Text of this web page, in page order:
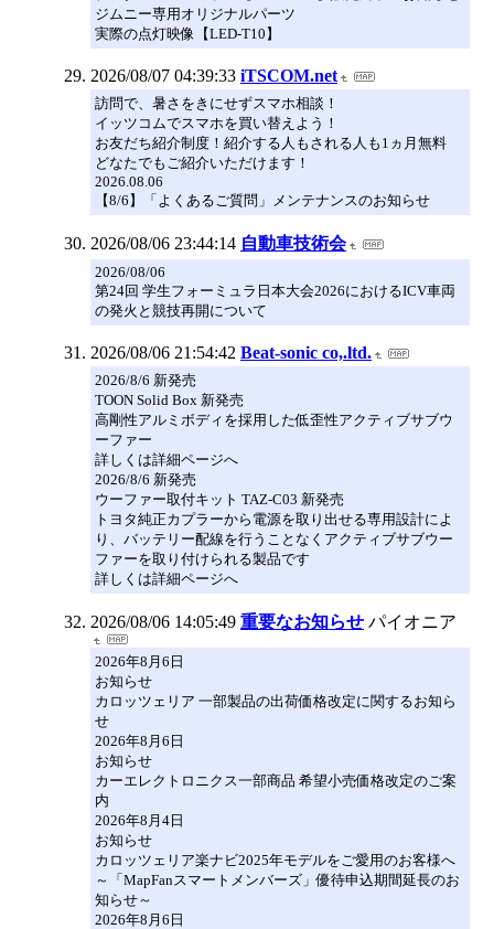
ジムニー専用オリジナルパーツ
実際の点灯映像【LED-T10】
2026/08/07 04:39:33 iTSCOM.net
訪問で、暑さをきにせずスマホ相談！
イッツコムでスマホを買い替えよう！
お友だち紹介制度！紹介する人もされる人も1ヵ月無料
どなたでもご紹介いただけます！
2026.08.06
【8/6】「よくあるご質問」メンテナンスのお知らせ
2026/08/06 23:44:14 自動車技術会
2026/08/06
第24回 学生フォーミュラ日本大会2026におけるICV車両
の発火と競技再開について
2026/08/06 21:54:42 Beat-sonic co,.ltd.
2026/8/6 新発売
TOON Solid Box 新発売
高剛性アルミボディを採用した低歪性アクティブサブウ
ーファー
詳しくは詳細ページへ
2026/8/6 新発売
ウーファー取付キット TAZ-C03 新発売
トヨタ純正カプラーから電源を取り出せる専用設計によ
り、バッテリー配線を行うことなくアクティブサブウー
ファーを取り付けられる製品です
詳しくは詳細ページへ
2026/08/06 14:05:49 重要なお知らせ パイオニア
2026年8月6日
お知らせ
カロッツェリア 一部製品の出荷価格改定に関するお知ら
せ
2026年8月6日
お知らせ
カーエレクトロニクス一部商品 希望小売価格改定のご案
内
2026年8月4日
お知らせ
カロッツェリア楽ナビ2025年モデルをご愛用のお客様へ
～「MapFanスマートメンバーズ」優待申込期間延長のお
知らせ～
2026年8月6日